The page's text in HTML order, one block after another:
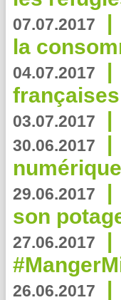
07.07.2017 |
la
04.07.2017 |
03.07.2017 |
30.06.2017 |
29.06.2017 |
son
27.06.2017 |
26.06.2017 |